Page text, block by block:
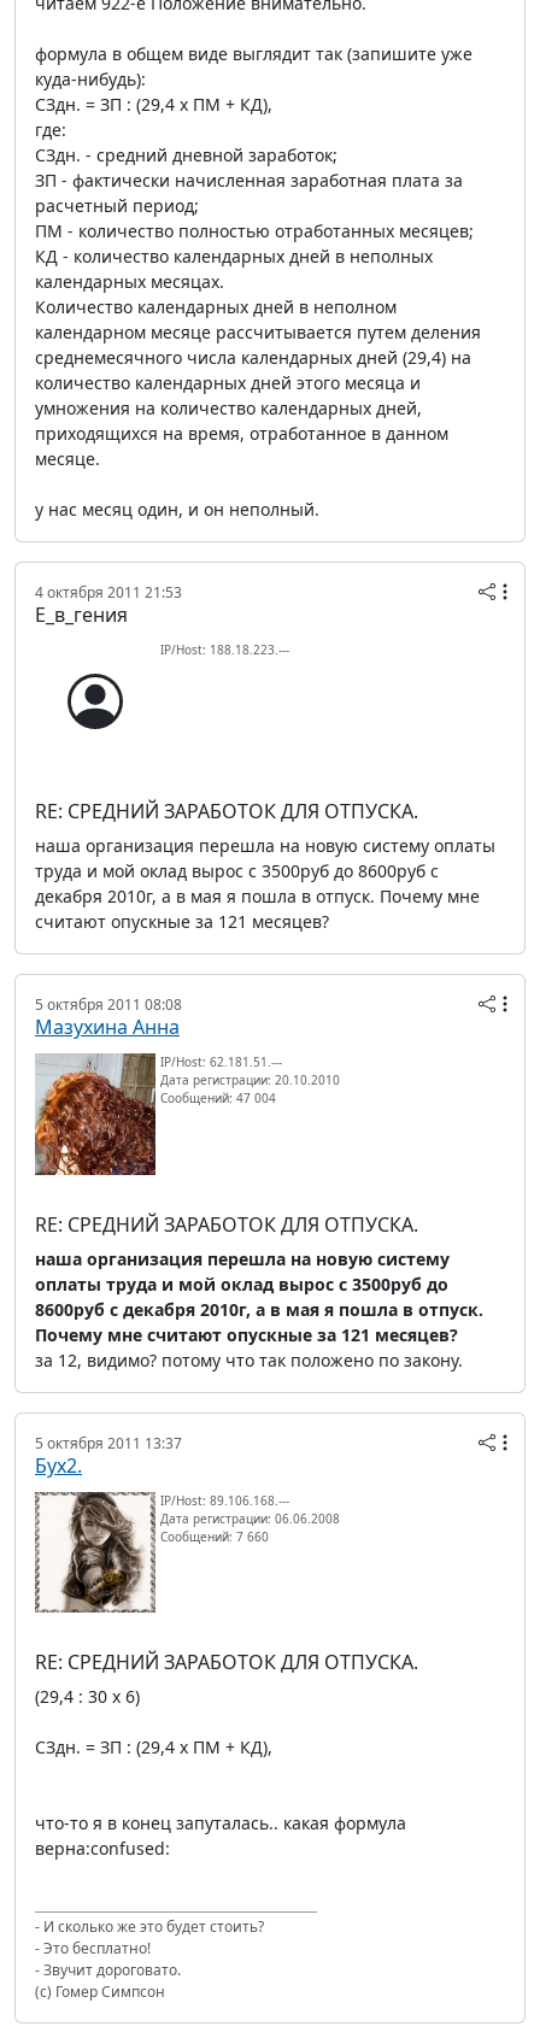
формула в общем виде выглядит так (запишите уже
куда-нибудь):
СЗдн. = ЗП : (29,4 х ПМ + КД),
где:
СЗдн. - средний дневной заработок;
ЗП - фактически начисленная заработная плата за
расчетный период;
ПМ - количество полностью отработанных месяцев;
КД - количество календарных дней в неполных
календарных месяцах.
Количество календарных дней в неполном
календарном месяце рассчитывается путем деления
среднемесячного числа календарных дней (29,4) на
количество календарных дней этого месяца и
умножения на количество календарных дней,
приходящихся на время, отработанное в данном
месяце.
у нас месяц один, и он неполный.
4 октября 2011 21:53
Е_в_гения
IP/Host: 188.18.223.---
RE: СРЕДНИЙ ЗАРАБОТОК ДЛЯ ОТПУСКА.
наша организация перешла на новую систему оплаты
труда и мой оклад вырос с 3500руб до 8600руб с
декабря 2010г, а в мая я пошла в отпуск. Почему мне
считают опускные за 121 месяцев?
5 октября 2011 08:08
Мазухина Анна
IP/Host: 62.181.51.---
Дата регистрации: 20.10.2010
Сообщений: 47 004
RE: СРЕДНИЙ ЗАРАБОТОК ДЛЯ ОТПУСКА.
наша организация перешла на новую систему
оплаты труда и мой оклад вырос с 3500руб до
8600руб с декабря 2010г, а в мая я пошла в отпуск.
Почему мне считают опускные за 121 месяцев?
за 12, видимо? потому что так положено по закону.
5 октября 2011 13:37
Бух2.
IP/Host: 89.106.168.---
Дата регистрации: 06.06.2008
Сообщений: 7 660
RE: СРЕДНИЙ ЗАРАБОТОК ДЛЯ ОТПУСКА.
(29,4 : 30 х 6)
СЗдн. = ЗП : (29,4 х ПМ + КД),
что-то я в конец запуталась.. какая формула
верна:confused:
- И сколько же это будет стоить?
- Это бесплатно!
- Звучит дороговато.
(с) Гомер Симпсон